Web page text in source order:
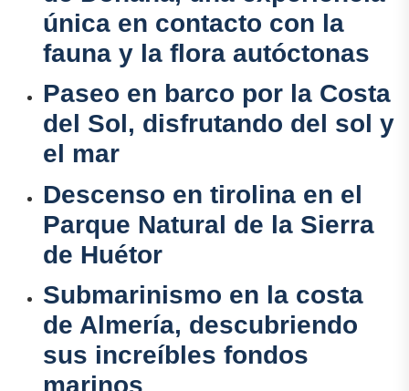
única en contacto con la
fauna y la flora autóctonas
Paseo en barco por la Costa
del Sol, disfrutando del sol y
el mar
Descenso en tirolina en el
Parque Natural de la Sierra
de Huétor
Submarinismo en la costa
de Almería, descubriendo
sus increíbles fondos
marinos